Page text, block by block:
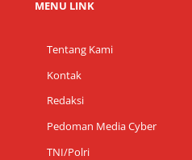
MENU LINK
Tentang Kami
Kontak
Redaksi
Pedoman Media Cyber
TNI/Polri